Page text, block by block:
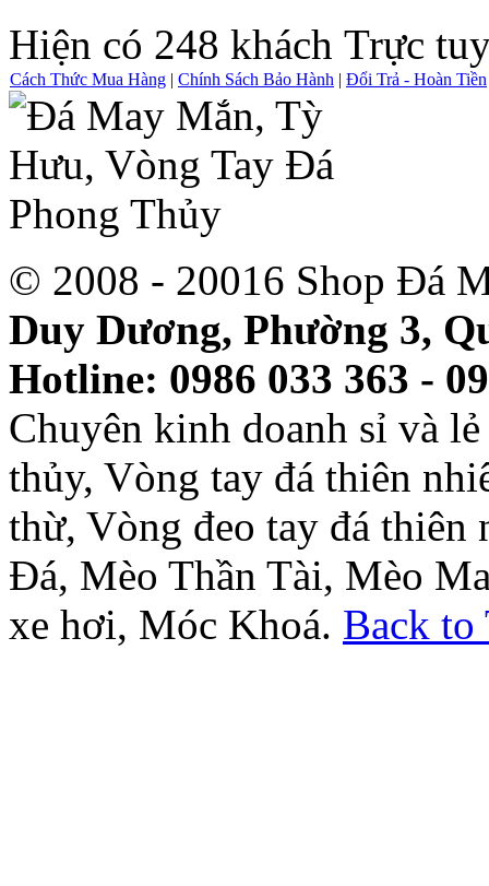
Hiện có 248 khách Trực
Cách Thức Mua Hàng | Chính Sách Bảo Hành | Đổi Trả - Hoàn Tiền
© 2008 - 20016 Shop Đá
Duy Dương, Phường 3,
Hotline: 0986 033 363 -
Chuyên kinh doanh sỉ và
thủy, Vòng tay đá thiên
thừ, Vòng đeo tay đá thiên
Đá, Mèo Thần Tài, Mèo
xe hơi, Móc Khoá. Back to